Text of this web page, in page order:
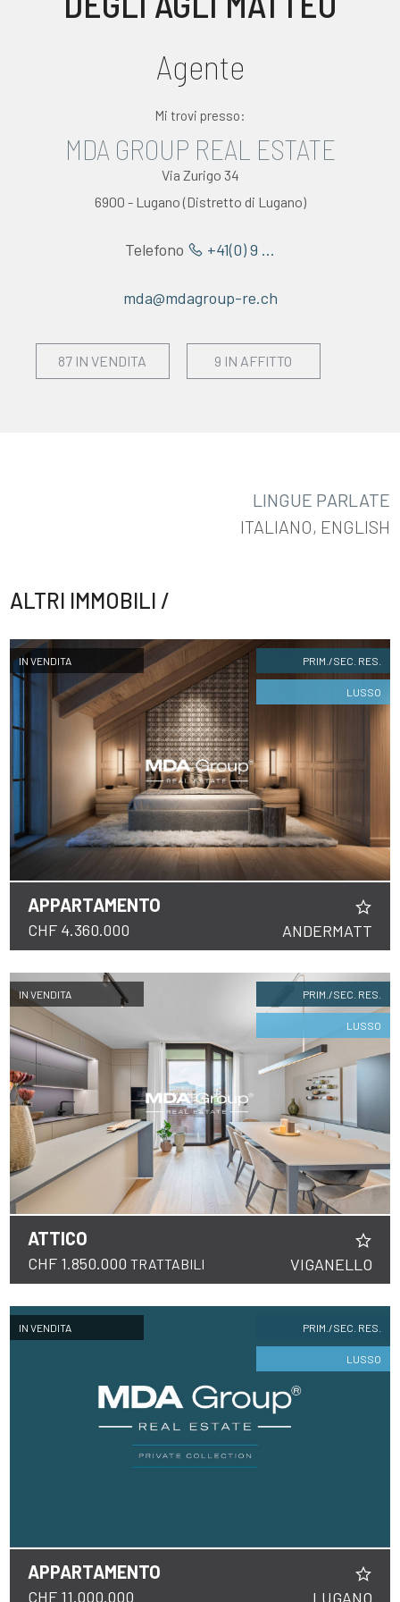
Agente
Mi trovi presso:
MDA GROUP REAL ESTATE
Via Zurigo 34
6900 - Lugano (Distretto di Lugano)
Telefono +41(0) 9 ...
mda@mdagroup-re.ch
87 IN VENDITA 9 IN AFFITTO
LINGUE PARLATE
ITALIANO, ENGLISH
ALTRI IMMOBILI /
IN VENDITA PRIM./SEC. RES.
LUSSO
APPARTAMENTO
CHF 4.360.000 ANDERMATT
IN VENDITA PRIM./SEC. RES.
LUSSO
ATTICO
CHF 1.850.000TRATTABILI VIGANELLO
IN VENDITA PRIM./SEC. RES.
LUSSO
APPARTAMENTO
CHF 11.000.000 LUGANO
VALUTA